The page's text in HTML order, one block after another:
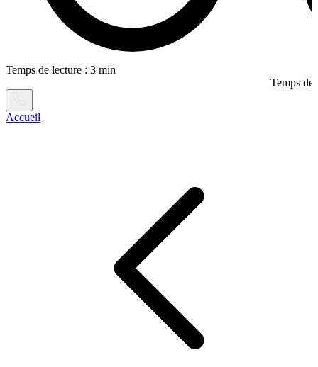
Temps de lecture : 3 min
Temps de
Accueil